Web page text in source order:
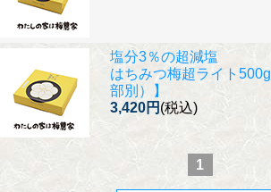
塩分3％の超減塩
はちみつ梅超ライト
部別）】
3,420円 (税込)
1